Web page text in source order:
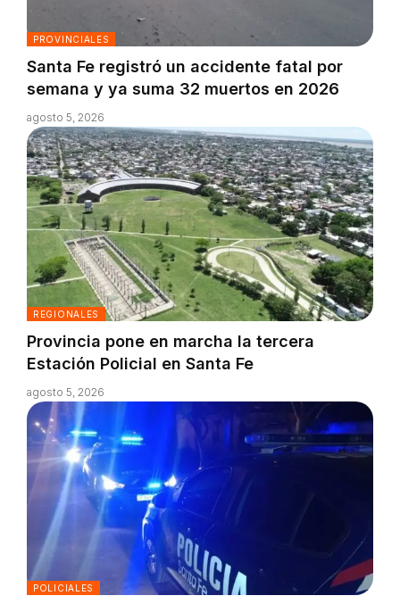
PROVINCIALES
Santa Fe registró un accidente fatal por
semana y ya suma 32 muertos en 2026
agosto 5, 2026
REGIONALES
Provincia pone en marcha la tercera
Estación Policial en Santa Fe
agosto 5, 2026
POLICIALES